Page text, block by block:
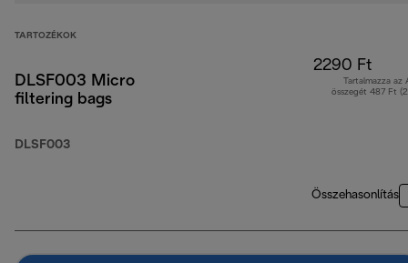
TARTOZÉKOK
DLSF003 Micro
filtering bags
DLSF003
2290 Ft
Tartalmazza az
összegét 487 Ft
Összehasonlítás